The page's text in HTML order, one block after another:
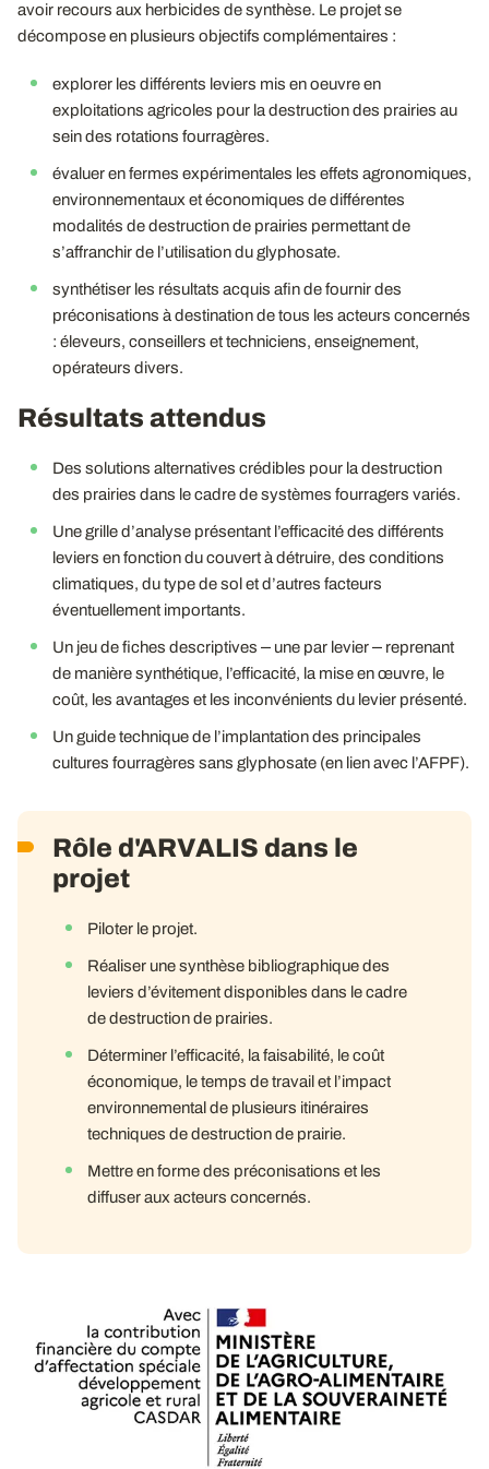
avoir recours aux herbicides de synthèse. Le projet se
décompose en plusieurs objectifs complémentaires :
explorer les différents leviers mis en oeuvre en
exploitations agricoles pour la destruction des prairies au
sein des rotations fourragères.
évaluer en fermes expérimentales les effets agronomiques,
environnementaux et économiques de différentes
modalités de destruction de prairies permettant de
s’affranchir de l’utilisation du glyphosate.
synthétiser les résultats acquis afin de fournir des
préconisations à destination de tous les acteurs concernés
: éleveurs, conseillers et techniciens, enseignement,
opérateurs divers.
Résultats attendus
Des solutions alternatives crédibles pour la destruction
des prairies dans le cadre de systèmes fourragers variés.
Une grille d’analyse présentant l’efficacité des différents
leviers en fonction du couvert à détruire, des conditions
climatiques, du type de sol et d’autres facteurs
éventuellement importants.
Un jeu de fiches descriptives ⎼ une par levier ⎼ reprenant
de manière synthétique, l’efficacité, la mise en œuvre, le
coût, les avantages et les inconvénients du levier présenté.
Un guide technique de l’implantation des principales
cultures fourragères sans glyphosate (en lien avec l’AFPF).
Rôle d'ARVALIS dans le
projet
Piloter le projet.
Réaliser une synthèse bibliographique des
leviers d’évitement disponibles dans le cadre
de destruction de prairies.
Déterminer l’efficacité, la faisabilité, le coût
économique, le temps de travail et l’impact
environnemental de plusieurs itinéraires
techniques de destruction de prairie.
Mettre en forme des préconisations et les
diffuser aux acteurs concernés.